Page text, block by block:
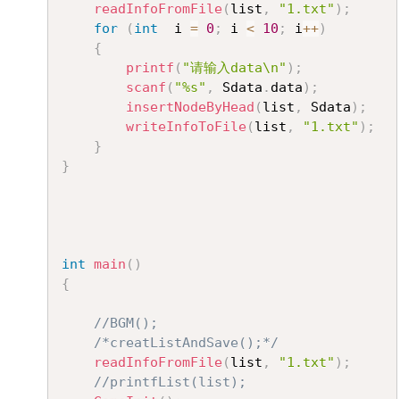
readInfoFromFile( list , "1.txt" ) ;
for
( int
  i
= 0 ; i < 10 ; i++)
{
printf ( "请输入data\n" ) ;
scanf ( "%s" , Sdata . data ) ;
insertNodeByHead ( list , Sdata ) ;
writeInfoToFile( list , "1.txt" ) ;
}
}
int main ( )
{
//BGM();
/*creatListAndSave();*/
readInfoFromFile( list , "1.txt" ) ;
//printfList(list);